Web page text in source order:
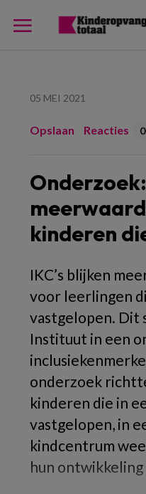
05 MEI 2021
Opslaan Reacties 0
kinderen
IKC’s blijken
voor leerlingen
vastgelopen. Dit
Instituut in een
onderzoek
kinderen die in
vastgelopen, in
kindcentrum
hun